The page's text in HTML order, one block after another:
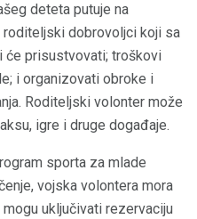
deteta putuje na
dobrovoljci koji sa
će prisustvovati; troškovi
i organizovati obroke i
Roditeljski volonter može
igre i druge događaje.
sporta za mlade
vojska volontera mora
uključivati ​​rezervaciju